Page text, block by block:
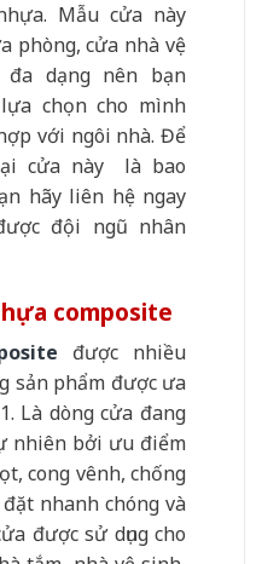
Mẫu cửa này
phòng, cửa nhà vệ
dạng nên bạn
chọn cho mình
với ngôi nhà. Để
cửa này là bao
hãy liên hệ ngay
đội ngũ nhân
composite
được nhiều
sản phẩm được ưa
Là dòng cửa đang
nhiên bởi ưu điểm
cong vênh, chống
nhanh chóng và
được sử dụng cho